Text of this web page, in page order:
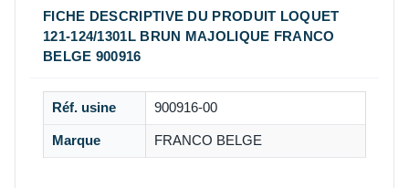
FICHE DESCRIPTIVE DU PRODUIT LOQUET
121-124/1301L BRUN MAJOLIQUE FRANCO
BELGE 900916
Réf. usine 900916-00
Marque FRANCO BELGE